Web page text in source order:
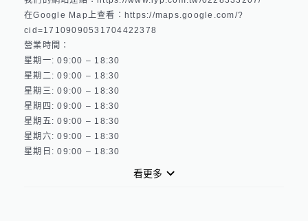
在Google Map上查看：https://maps.google.com/?
cid=17109090531704422378
營業時間：
星期一: 09:00 – 18:30
星期二: 09:00 – 18:30
星期三: 09:00 – 18:30
星期四: 09:00 – 18:30
星期五: 09:00 – 18:30
星期六: 09:00 – 18:30
看更多